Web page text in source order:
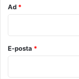
Ad *
E-posta *